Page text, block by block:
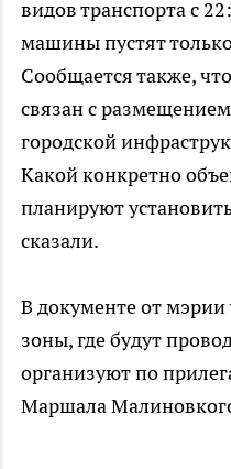
видов транспорта с
машины пустят
Сообщается также,
связан с
городской
Какой конкретно
планируют
сказали.
В документе от мэрии
зоны, где будут
организуют по
Маршала